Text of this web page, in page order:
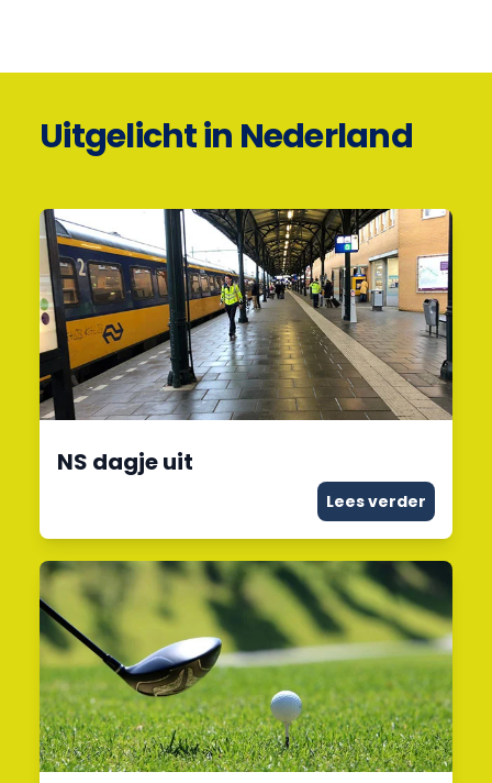
Uitgelicht in Nederland
NS dagje uit
Lees verder